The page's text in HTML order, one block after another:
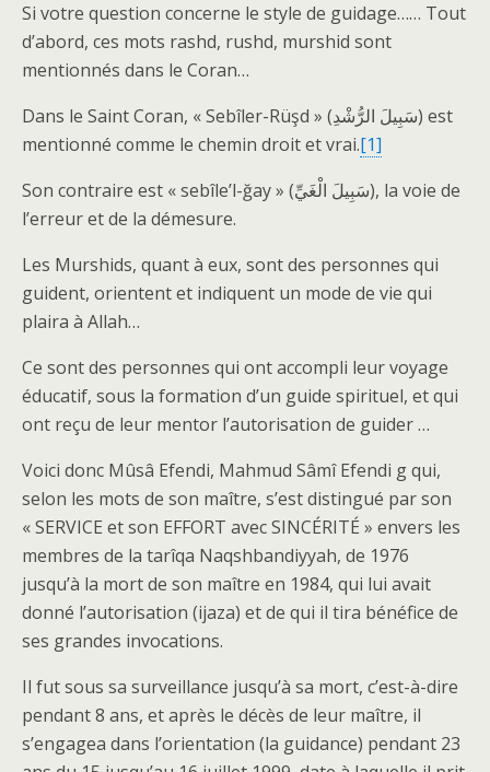
Si votre question concerne le style de guidage…… Tout
d’abord, ces mots rashd, rushd, murshid sont
mentionnés dans le Coran…
Dans le Saint Coran, « Sebîler-Rüşd » (سَبِيلَ الرُّشْدِ) est
mentionné comme le chemin droit et vrai.[1]
Son contraire est « sebîle’l-ğay » (سَبِيلَ الْغَيِّ), la voie de
l’erreur et de la démesure.
Les Murshids, quant à eux, sont des personnes qui
guident, orientent et indiquent un mode de vie qui
plaira à Allah…
Ce sont des personnes qui ont accompli leur voyage
éducatif, sous la formation d’un guide spirituel, et qui
ont reçu de leur mentor l’autorisation de guider …
Voici donc Mûsâ Efendi, Mahmud Sâmî Efendi g qui,
selon les mots de son maître, s’est distingué par son
« SERVICE et son EFFORT avec SINCÉRITÉ » envers les
membres de la tarîqa Naqshbandiyyah, de 1976
jusqu’à la mort de son maître en 1984, qui lui avait
donné l’autorisation (ijaza) et de qui il tira bénéfice de
ses grandes invocations.
Il fut sous sa surveillance jusqu’à sa mort, c’est-à-dire
pendant 8 ans, et après le décès de leur maître, il
s’engagea dans l’orientation (la guidance) pendant 23